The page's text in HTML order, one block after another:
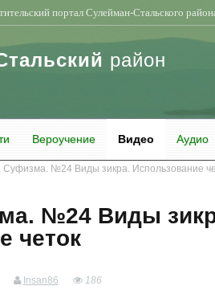
портал Сулейман-Стальского
район
Вероучение Видео Аудио
Суфизма. №24 Виды зикра. Использование
№24 Виды
четок
Insan86 186